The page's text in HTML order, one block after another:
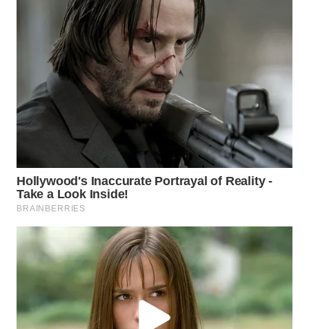
SUMEDANG
WN
CIANJUR
WN
TANGERANG
WN
BINJAI
WN
CIREBON